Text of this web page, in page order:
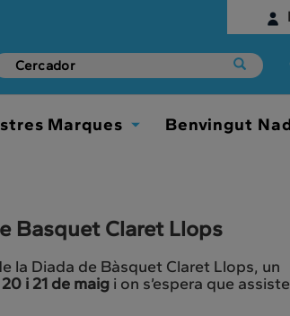
Comença
Marques Benvingut
Basquet Claret Llops
la Diada de Bàsquet Claret Llops, un
i 21 de maig i on s’espera que